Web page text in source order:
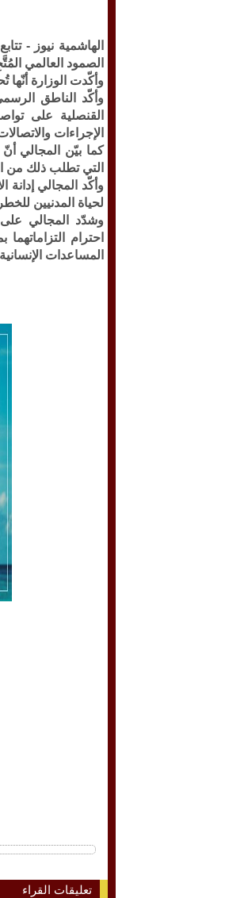
الهاشمية نيوز -
الصمود العالمي
وأكّدت الوزارة
وأكّد الناطق
القنصلية على
الإجراءات
كما بيّن المجالي
التي تطلب ذلك من
وأكّد المجالي إدانة
لحياة المدنيين
وشدّد المجالي على
احترام
المساعدات
تعليقات القراء